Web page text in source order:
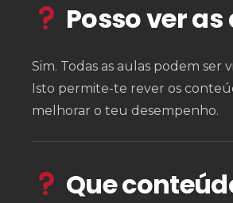
Posso ver
Sim. Todas as aulas podem
Isto permite-te rever os
melhorar o teu desempenho.
Que